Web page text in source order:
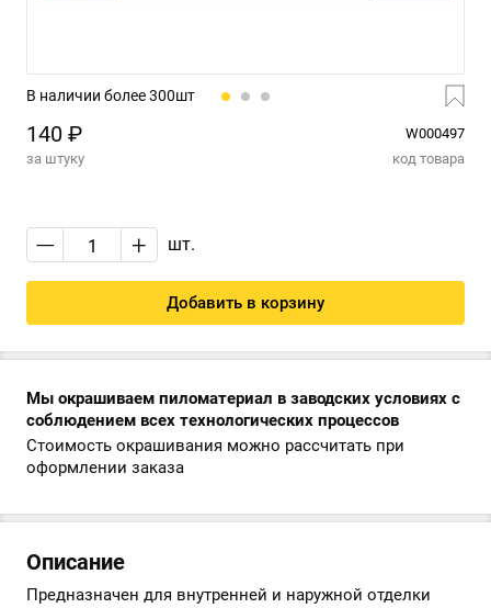
В наличии более 300шт
140 ₽
W000497
за штуку
код товара
— + шт.
Добавить в корзину
Мы окрашиваем пиломатериал в заводских условиях с
соблюдением всех технологических процессов
Стоимость окрашивания можно рассчитать при
оформлении заказа
Описание
Предназначен для внутренней и наружной отделки